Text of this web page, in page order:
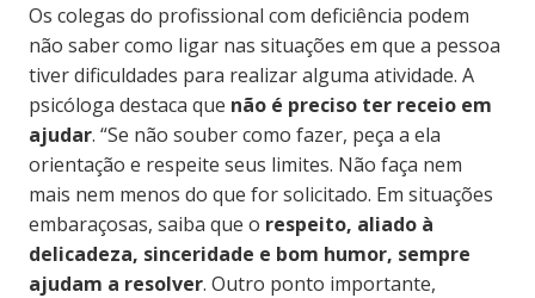
Os colegas do profissional com deficiência podem
não saber como ligar nas situações em que a pessoa
tiver dificuldades para realizar alguma atividade. A
psicóloga destaca que não é preciso ter receio em
ajudar. “Se não souber como fazer, peça a ela
orientação e respeite seus limites. Não faça nem
mais nem menos do que for solicitado. Em situações
embaraçosas, saiba que o respeito, aliado à
delicadeza, sinceridade e bom humor, sempre
ajudam a resolver. Outro ponto importante,